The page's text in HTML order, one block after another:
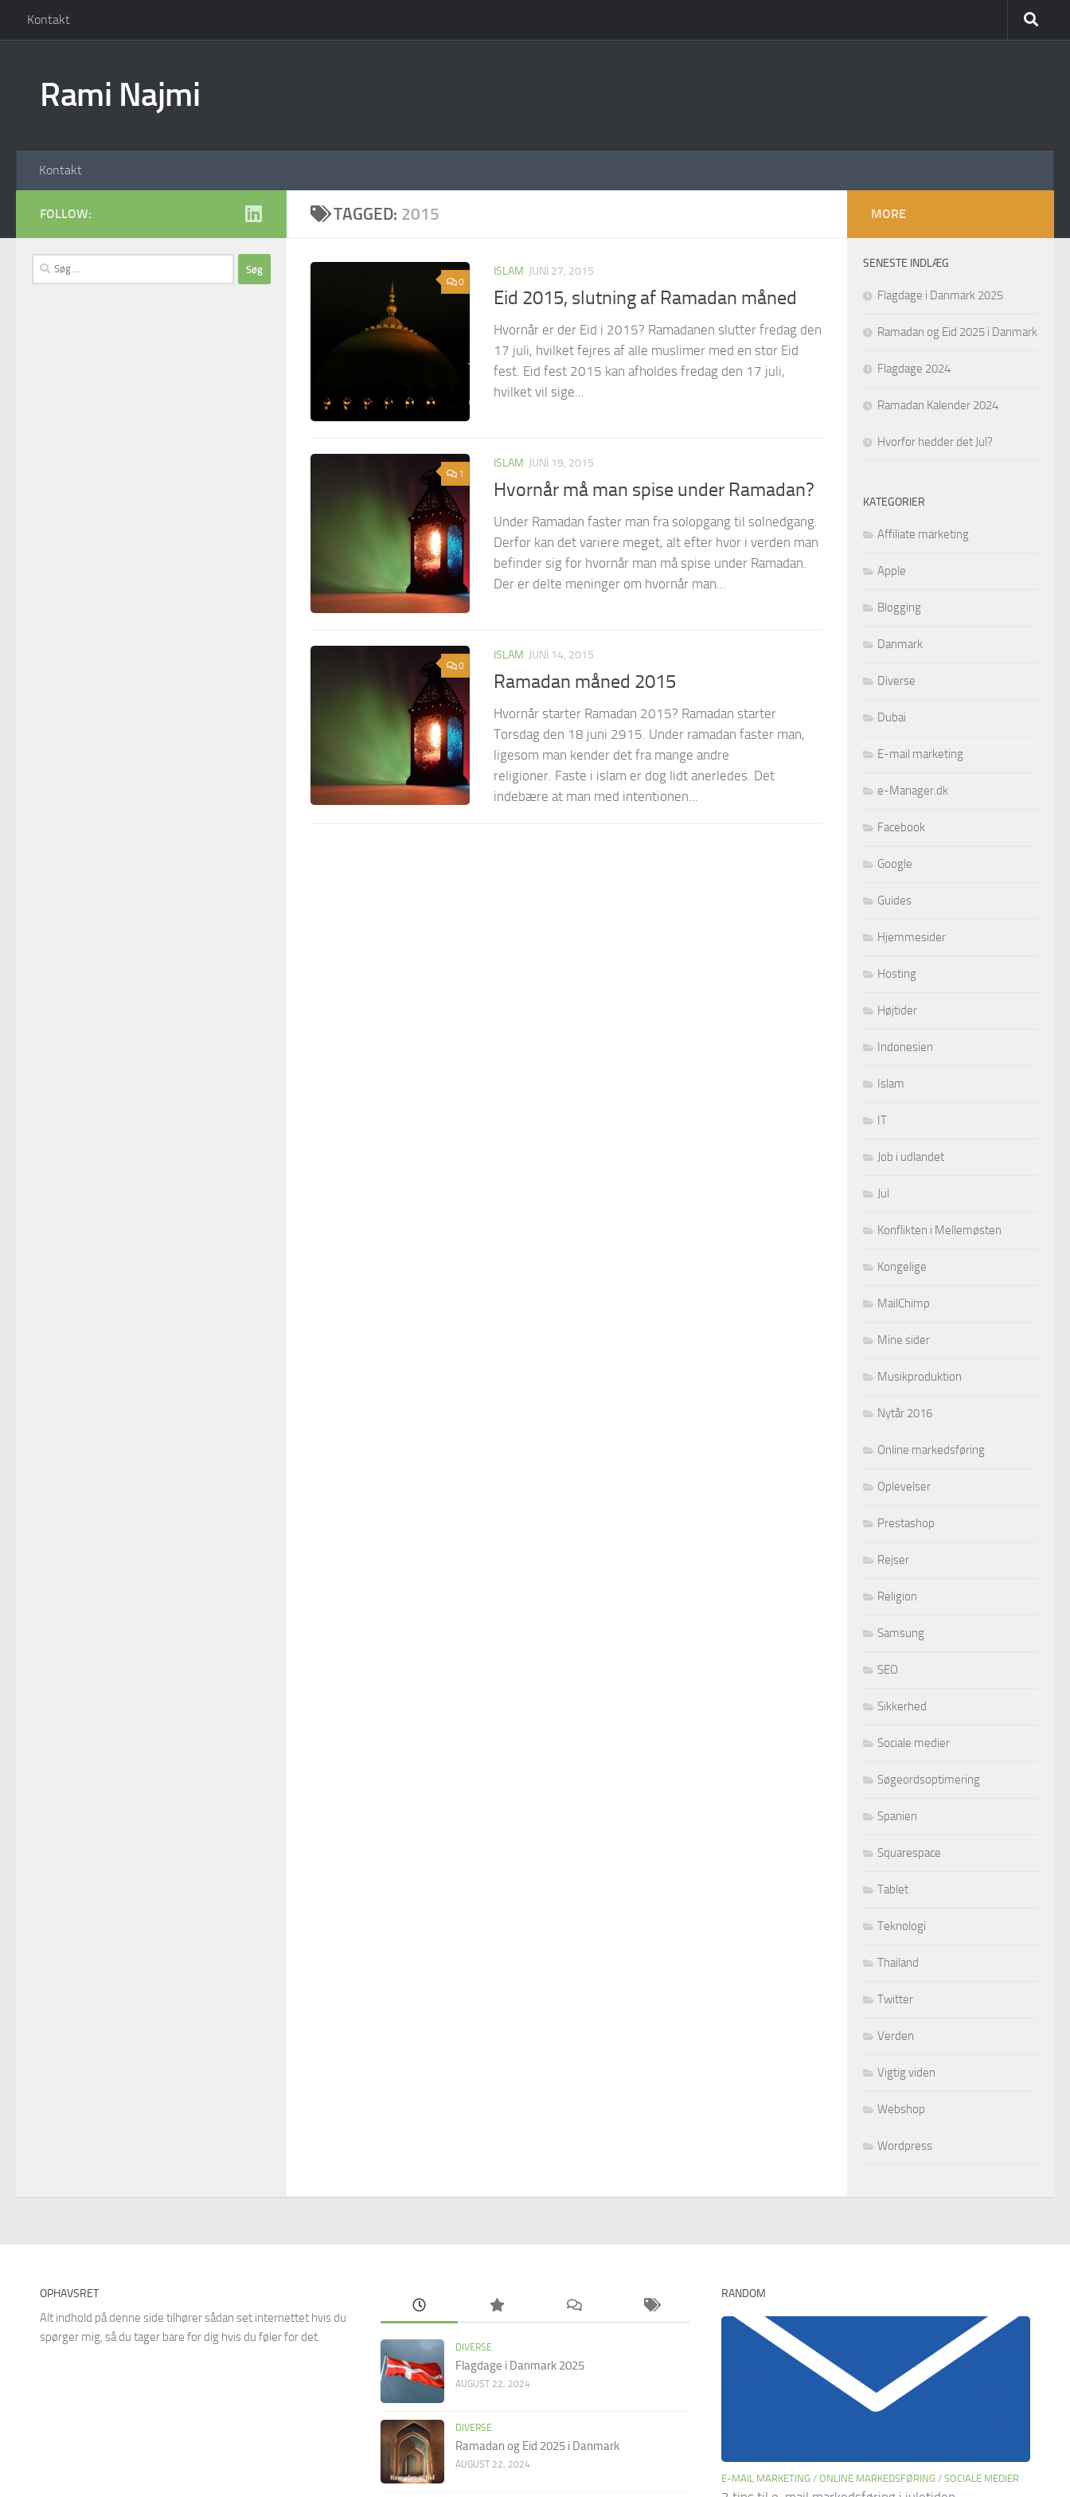
Skip to content
Kontakt
Rami Najmi
Kontakt
TAGGED: 2015
0
ISLAM JUNI 27, 2015
Eid 2015, slutning af Ramadan måned
Hvornår er der Eid i 2015? Ramadanen slutter fredag den
17 juli, hvilket fejres af alle muslimer med en stor Eid
fest. Eid fest 2015 kan afholdes fredag den 17 juli,
hvilket vil sige...
1
ISLAM JUNI 19, 2015
Hvornår må man spise under Ramadan?
Under Ramadan faster man fra solopgang til solnedgang.
Derfor kan det variere meget, alt efter hvor i verden man
befinder sig for hvornår man må spise under Ramadan.
Der er delte meninger om hvornår man...
0
ISLAM JUNI 14, 2015
Ramadan måned 2015
Hvornår starter Ramadan 2015? Ramadan starter
Torsdag den 18 juni 2915. Under ramadan faster man,
ligesom man kender det fra mange andre
religioner. Faste i islam er dog lidt anerledes. Det
indebære at man med intentionen...
FOLLOW:
Søg
efter:
MORE
SENESTE INDLÆG
Flagdage i Danmark 2025
Ramadan og Eid 2025 i Danmark
Flagdage 2024
Ramadan Kalender 2024
Hvorfor hedder det Jul?
KATEGORIER
Affiliate marketing
Apple
Blogging
Danmark
Diverse
Dubai
E-mail marketing
e-Manager.dk
Facebook
Google
Guides
Hjemmesider
Hosting
Højtider
Indonesien
Islam
IT
Job i udlandet
Jul
Konflikten i Mellemøsten
Kongelige
MailChimp
Mine sider
Musikproduktion
Nytår 2016
Online markedsføring
Oplevelser
Prestashop
Rejser
Religion
Samsung
SEO
Sikkerhed
Sociale medier
Søgeordsoptimering
Spanien
Squarespace
Tablet
Teknologi
Thailand
Twitter
Verden
Vigtig viden
Webshop
Wordpress
OPHAVSRET
Alt indhold på denne side tilhører sådan set internettet hvis du
spørger mig, så du tager bare for dig hvis du føler for det.
DIVERSE
Flagdage i Danmark 2025
AUGUST 22, 2024
DIVERSE
Ramadan og Eid 2025 i Danmark
AUGUST 22, 2024
RANDOM
E-MAIL MARKETING / ONLINE MARKEDSFØRING / SOCIALE MEDIER